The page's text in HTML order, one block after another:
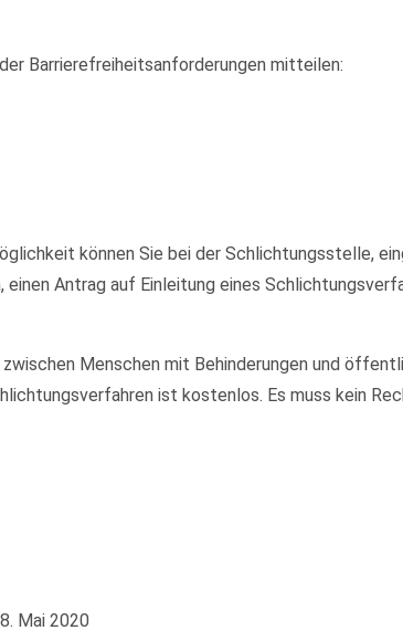
Barrierefreiheitsanforderungen mitteilen:
können Sie bei der Schlichtungsstelle,
Antrag auf Einleitung eines
Menschen mit Behinderungen und
ist kostenlos. Es muss kein
Mai 2020